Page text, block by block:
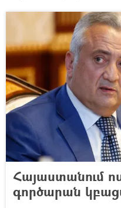
Հայաստանում
գործարան